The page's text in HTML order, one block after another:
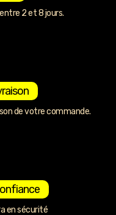
2 et 8 jours.
de votre commande.
en sécurité